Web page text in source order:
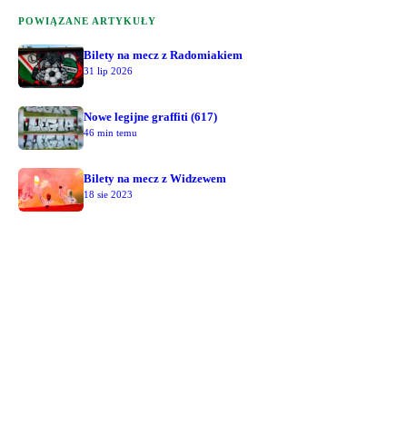
POWIĄZANE ARTYKUŁY
Bilety na mecz z Radomiakiem
31 lip 2026
Nowe legijne graffiti (617)
46 min temu
Bilety na mecz z Widzewem
18 sie 2023